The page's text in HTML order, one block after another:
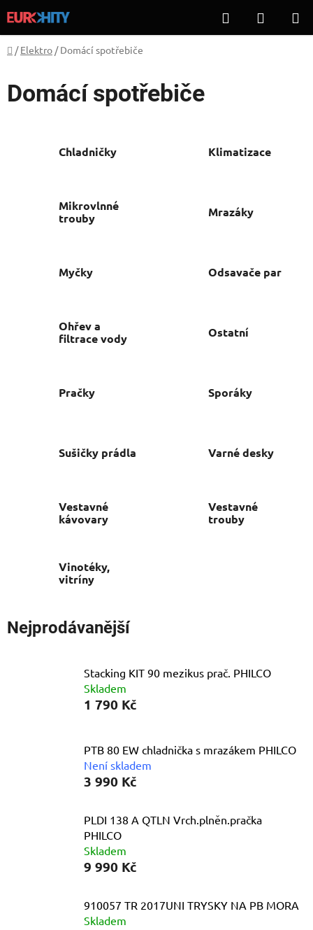
na
obsah
Hledat
KOŠÍK
Domů
/ Elektro / Domácí spotřebiče
Domácí spotřebiče
Chladničky Klimatizace
Mikrovlnné
trouby
Mrazáky
Myčky Odsavače par
Ohřev a
filtrace vody
Ostatní
Pračky Sporáky
Sušičky prádla Varné desky
Vestavné
kávovary
Vestavné
trouby
Vinotéky,
vitríny
Nejprodávanější
Stacking KIT 90 mezikus prač. PHILCO
Skladem
1 790 Kč
PTB 80 EW chladnička s mrazákem PHILCO
Není skladem
3 990 Kč
PLDI 138 A QTLN Vrch.plněn.pračka
PHILCO
Skladem
9 990 Kč
910057 TR 2017UNI TRYSKY NA PB MORA
Skladem